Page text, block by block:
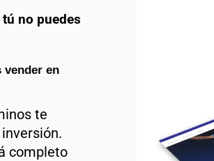
no puedes
vender en
te
completo